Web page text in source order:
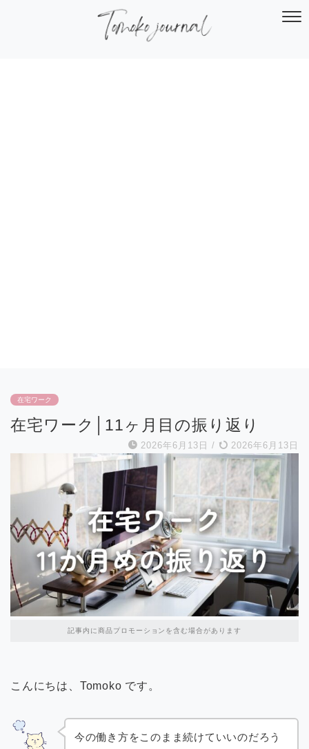
在宅ワーク
在宅ワーク│11ヶ月目の振り返り
2026年6月13日 / 2026年6月13日
記事内に商品プロモーションを含む場合があります
こんにちは、Tomoko です。
今の働き方をこのまま続けていいのだろう